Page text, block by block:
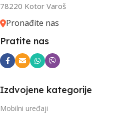
78220 Kotor Varoš
Pronađite nas
Pratite nas
Izdvojene kategorije
Mobilni uređaji